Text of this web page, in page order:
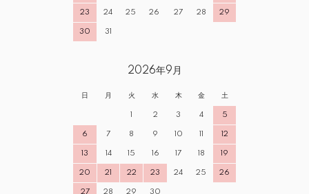
23 24 25 26 27 28 29
30 31
2026年9月
日 月 火 水 木 金 土
2 3 4 5
6 7 8 9 10 12
13 14 15 16 17 18 19
20 21 22 23 24 25 26
27 28 29 30